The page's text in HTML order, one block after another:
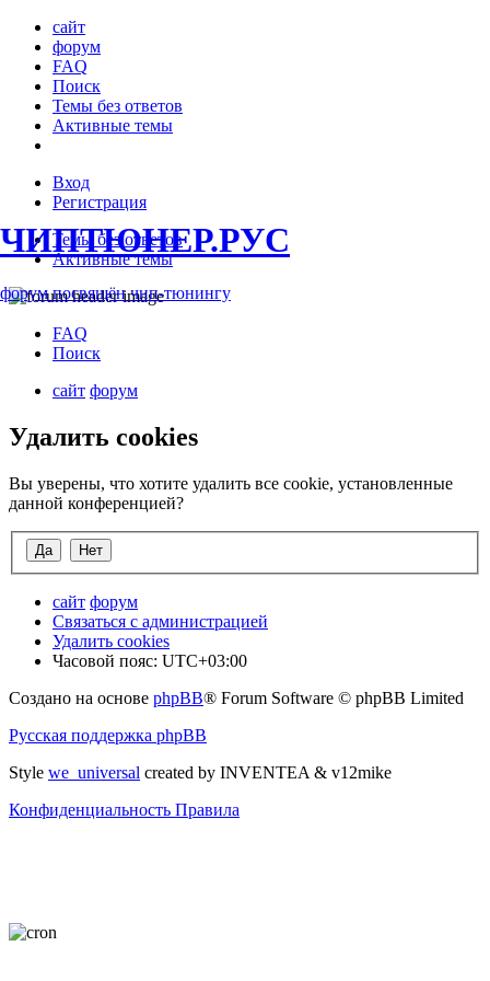
сайт
форум
FAQ
Поиск
Темы без ответов
Активные темы
Вход
Регистрация
Темы без ответов
Активные темы
ЧИПТЮНЕР.РУС
форум посвящён чип-тюнингу
FAQ
Поиск
сайт форум
Удалить cookies
Вы уверены, что хотите удалить все cookie, установленные
данной конференцией?
сайт форум
Связаться с администрацией
Удалить cookies
Часовой пояс: UTC+03:00
Создано на основе phpBB® Forum Software © phpBB Limited
Русская поддержка phpBB
Style we_universal created by INVENTEA & v12mike
Конфиденциальность Правила